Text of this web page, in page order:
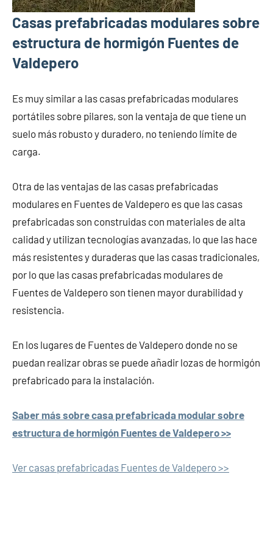
Casas prefabricadas modulares sobre
estructura de hormigón Fuentes de
Valdepero
Es muy similar a las casas prefabricadas modulares
portátiles sobre pilares, son la ventaja de que tiene un
suelo más robusto y duradero, no teniendo límite de
carga.
Otra de las ventajas de las casas prefabricadas
modulares en Fuentes de Valdepero es que las casas
prefabricadas son construidas con materiales de alta
calidad y utilizan tecnologías avanzadas, lo que las hace
más resistentes y duraderas que las casas tradicionales,
por lo que las casas prefabricadas modulares de
Fuentes de Valdepero son tienen mayor durabilidad y
resistencia.
En los lugares de Fuentes de Valdepero donde no se
puedan realizar obras se puede añadir lozas de hormigón
prefabricado para la instalación.
Saber más sobre casa prefabricada modular sobre
estructura de hormigón Fuentes de Valdepero >>
Ver casas prefabricadas Fuentes de Valdepero >>